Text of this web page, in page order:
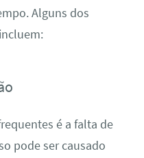
Alguns dos
é a falta de
pode ser causado